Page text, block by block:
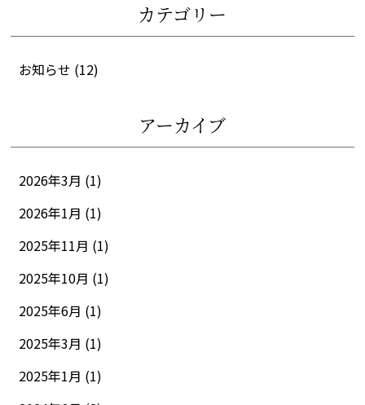
カテゴリー
お知らせ (12)
アーカイブ
2026年3月 (1)
2026年1月 (1)
2025年11月 (1)
2025年10月 (1)
2025年6月 (1)
2025年3月 (1)
2025年1月 (1)